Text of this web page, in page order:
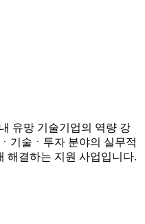
유망 기술기업의 역량 강
기술ㆍ투자 분야의 실무적
해결하는 지원 사업입니다.